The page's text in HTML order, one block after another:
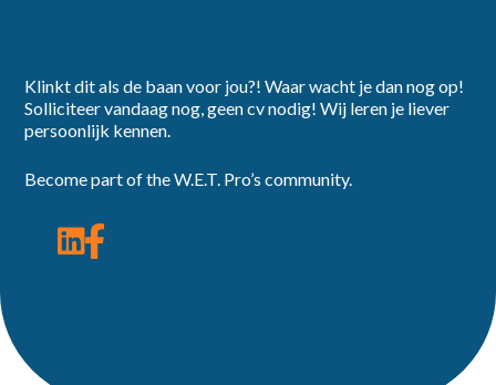
Klinkt dit als de baan voor jou?! Waar wacht je dan nog op!
Solliciteer vandaag nog, geen cv nodig! Wij leren je liever
persoonlijk kennen.
Become part of the W.E.T. Pro’s community.